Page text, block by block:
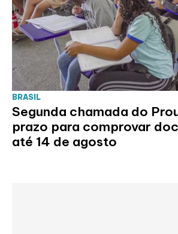
BRASIL
Segunda chamada do
prazo para comprovar
até 14 de agosto